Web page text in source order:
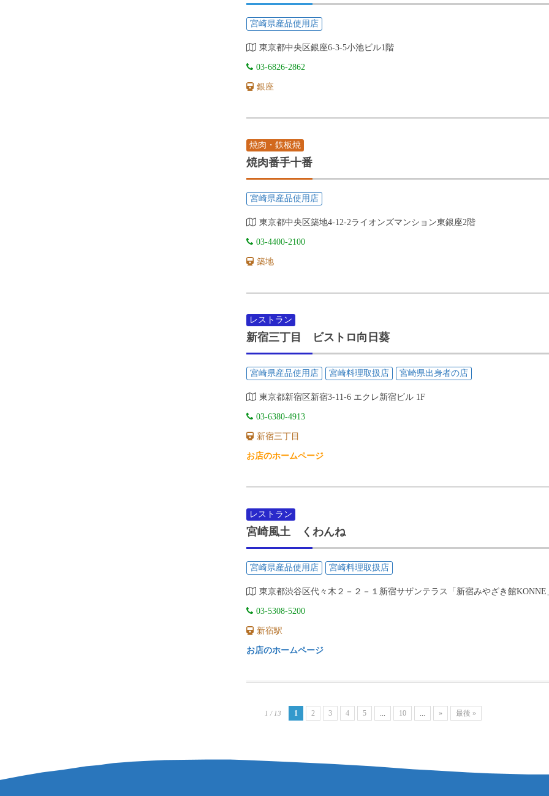
宮崎県産品使用店
東京都中央区銀座6-3-5小池ビル1階
03-6826-2862
銀座
焼肉・鉄板焼
焼肉番手十番
宮崎県産品使用店
東京都中央区築地4-12-2ライオンズマンション東銀座2階
03-4400-2100
築地
レストラン
新宿三丁目 ビストロ向日葵
宮崎県産品使用店 宮崎料理取扱店 宮崎県出身者の店
東京都新宿区新宿3-11-6 エクレ新宿ビル 1F
03-6380-4913
新宿三丁目
お店のホームページ
レストラン
宮崎風土 くわんね
宮崎県産品使用店 宮崎料理取扱店
東京都渋谷区代々木２－２－１新宿サザンテラス「新宿みやざき館KONNE
03-5308-5200
新宿駅
お店のホームページ
1 / 13 1 2 3 4 5 ... 10 ... » 最後 »